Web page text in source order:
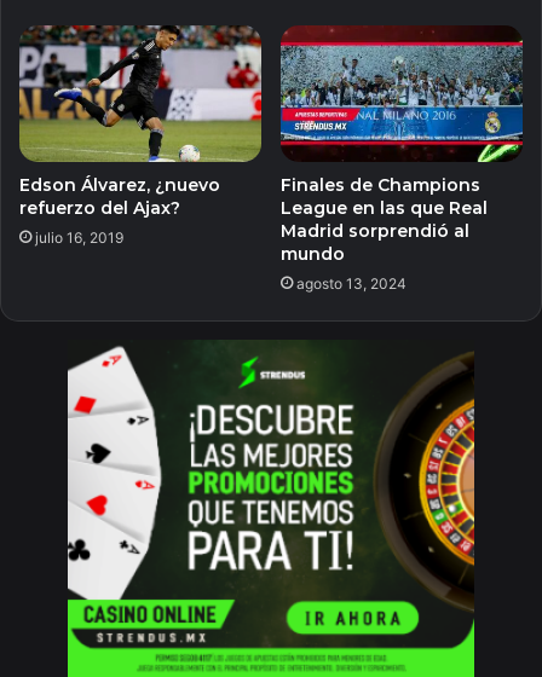
Edson Álvarez, ¿nuevo
refuerzo del Ajax?
julio 16, 2019
Finales de Champions
League en las que Real
Madrid sorprendió al
mundo
agosto 13, 2024